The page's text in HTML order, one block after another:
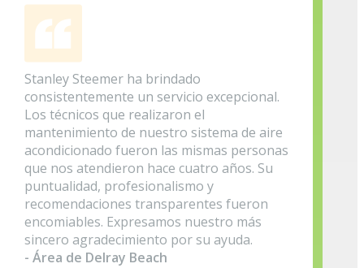
Stanley Steemer ha brindado
consistentemente un servicio excepcional.
Los técnicos que realizaron el
mantenimiento de nuestro sistema de aire
acondicionado fueron las mismas personas
que nos atendieron hace cuatro años. Su
puntualidad, profesionalismo y
recomendaciones transparentes fueron
encomiables. Expresamos nuestro más
sincero agradecimiento por su ayuda.
- Área de Delray Beach